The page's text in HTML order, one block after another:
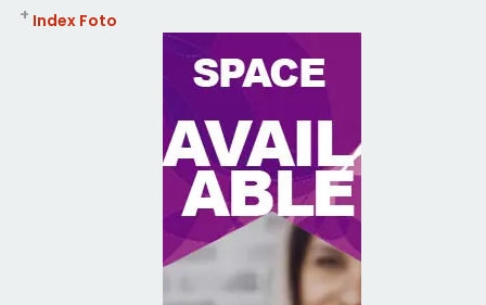
Index Foto
+